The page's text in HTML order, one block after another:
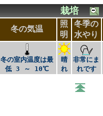
栽培
冬の気温
照
明
冬季の
水やり
冬の室内温度は最
低 3 ～ 10℃
晴
れ
非常にま
れです